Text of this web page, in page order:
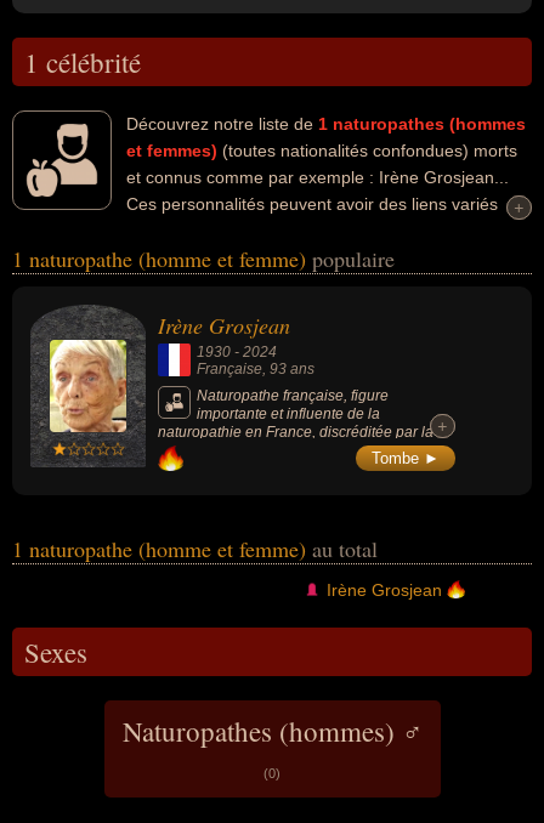
1 célébrité
Découvrez notre liste de 1 naturopathes (hommes
et femmes) (toutes nationalités confondues) morts
et connus comme par exemple : Irène Grosjean...
Ces personnalités peuvent avoir des liens variés
également avoir été scientifique. En ce qui concerne leurs
francais par exemple.
+
+
1 naturopathe (homme et femme) populaire
Irène Grosjean
1930 - 2024
Française, 93 ans
Naturopathe française, figure
importante et influente de la
naturopathie en France, discréditée par la
communauté scientifique, elle faisait la
promotion du rejet de la médication,
toutes les maladies peuvent être guéries.
Opposée à la vaccination, elle participe à la
désinformation sur la pandémie de Covid-19.
+
+
Tombe ►
1 naturopathe (homme et femme) au total
Irène Grosjean
Sexes
Naturopathes (hommes) ♂
(0)